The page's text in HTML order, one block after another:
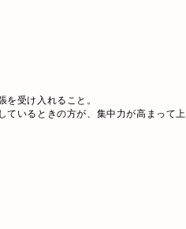
受け入れること。
ているときの方が、集中力が高まって上